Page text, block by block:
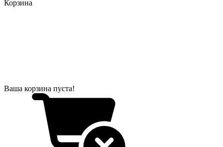
Корзина
Ваша корзина пуста!